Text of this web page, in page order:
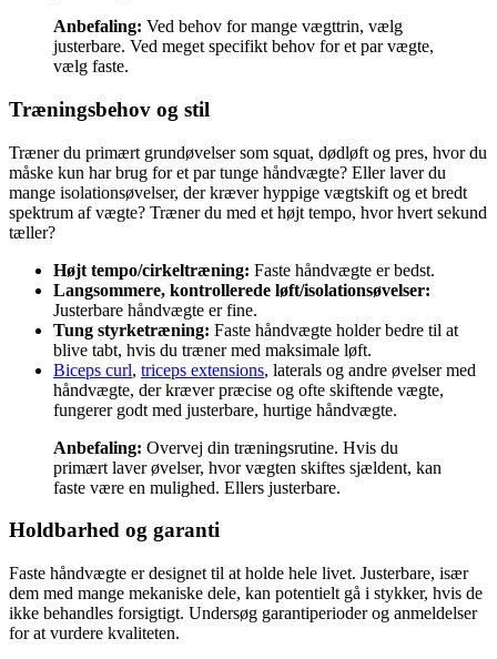
Anbefaling: Ved behov for mange vægttrin, vælg
justerbare. Ved meget specifikt behov for et par vægte,
vælg faste.
Træningsbehov og stil
Træner du primært grundøvelser som squat, dødløft og pres, hvor du
måske kun har brug for et par tunge håndvægte? Eller laver du
mange isolationsøvelser, der kræver hyppige vægtskift og et bredt
spektrum af vægte? Træner du med et højt tempo, hvor hvert sekund
tæller?
Højt tempo/cirkeltræning: Faste håndvægte er bedst.
Langsommere, kontrollerede løft/isolationsøvelser:
Justerbare håndvægte er fine.
Tung styrketræning: Faste håndvægte holder bedre til at
blive tabt, hvis du træner med maksimale løft.
Biceps curl, triceps extensions, laterals og andre øvelser med
håndvægte, der kræver præcise og ofte skiftende vægte,
fungerer godt med justerbare, hurtige håndvægte.
Anbefaling: Overvej din træningsrutine. Hvis du
primært laver øvelser, hvor vægten skiftes sjældent, kan
faste være en mulighed. Ellers justerbare.
Holdbarhed og garanti
Faste håndvægte er designet til at holde hele livet. Justerbare, især
dem med mange mekaniske dele, kan potentielt gå i stykker, hvis de
ikke behandles forsigtigt. Undersøg garantiperioder og anmeldelser
for at vurdere kvaliteten.